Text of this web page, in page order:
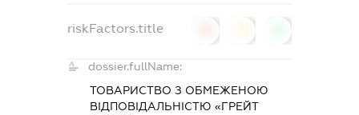
riskFactors.title
dossier.fullName:
ТОВАРИСТВО З ОБМЕЖЕНОЮ
ВІДПОВІДАЛЬНІСТЮ «ГРЕЙТ